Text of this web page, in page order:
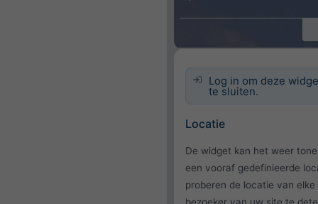
Log in om deze
te sluiten.
Locatie
De widget kan het weer
een vooraf gedefinieerde
proberen de locatie van elke
bezoeker van uw site te